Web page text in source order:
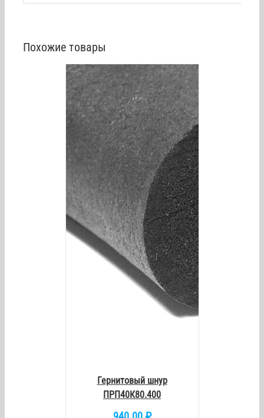
Похожие товары
Гернитовый шнур
ПРП40К80.400